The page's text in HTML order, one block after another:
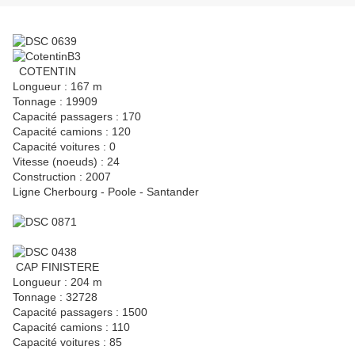
COTENTIN
Longueur : 167 m
Tonnage : 19909
Capacité passagers : 170
Capacité camions : 120
Capacité voitures : 0
Vitesse (noeuds) : 24
Construction : 2007
Ligne Cherbourg - Poole - Santander
CAP FINISTERE
Longueur : 204 m
Tonnage : 32728
Capacité passagers : 1500
Capacité camions : 110
Capacité voitures : 85